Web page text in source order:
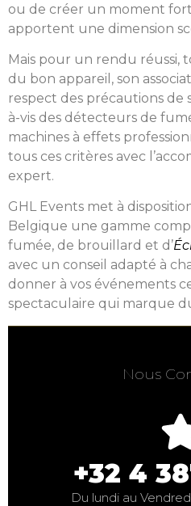
ou de créer un moment fort
apportent une dimension
Mais pour un rendu réussi,
du bon appareil, son
respect des précautions de
à-vis des détecteurs de
machines à effets
tous ces critères avec
expert.
GHL Events met à
Belgique une gamme
fumée, de brouillard et d’
avec un conseil adapté à
donner à vos événements
spectaculaire qui marque
Nous
+32 4
Du lundi au